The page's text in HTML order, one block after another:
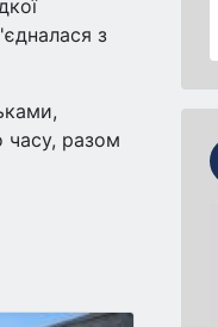
з
часу, разом